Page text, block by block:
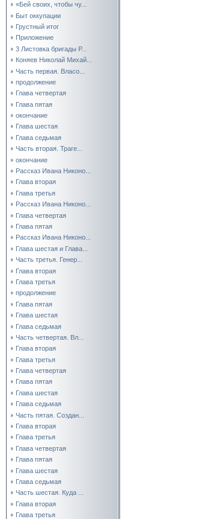
«Бей своих, чтобы чу...
Быт оккупации
Грустный итог
Приложение
3 Листовка бригады Р...
Коняев Николай Михай...
Часть первая. Власо...
продолжение
Глава четвертая
Глава пятая
окончание
Глава шестая
Глава седьмая
Часть вторая. Траге...
окончание
Рассказ Ивана Никоно...
Глава вторая
Глава третья
Рассказ Ивана Никоно...
Глава четвертая
Глава пятая
Рассказ Ивана Никоно...
Глава шестая и Глава...
Часть третья. Генер...
Глава вторая
Глава третья
продолжение
Глава пятая
Глава шестая
Глава седьмая
Часть четвертая. Вл...
Глава вторая
Глава третья
Глава четвертая
Глава пятая
Глава шестая
Глава седьмая
Часть пятая. Создан...
Глава вторая
Глава третья
Глава четвертая
Глава пятая
Глава шестая
Глава седьмая
Часть шестая. Куда ...
Глава вторая
Глава третья